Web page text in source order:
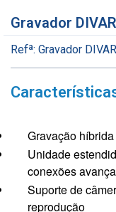
Gravador
Refª: Gravador
Gravação
Unidade
conexões
Suporte de
reprodução